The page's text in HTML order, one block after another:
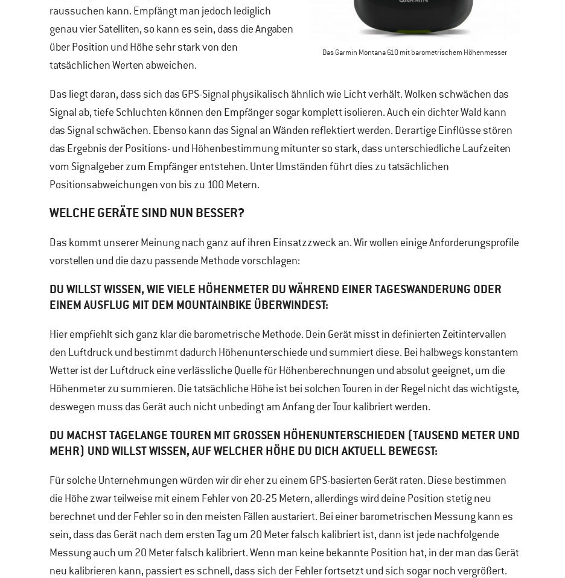
Das Garmin Montana 610 mit barometrischem Höhenmesser
raussuchen kann. Empfängt man jedoch lediglich
genau vier Satelliten, so kann es sein, dass die Angaben
über Position und Höhe sehr stark von den
tatsächlichen Werten abweichen.
Das liegt daran, dass sich das GPS-Signal physikalisch ähnlich wie Licht verhält. Wolken schwächen das
Signal ab, tiefe Schluchten können den Empfänger sogar komplett isolieren. Auch ein dichter Wald kann
das Signal schwächen. Ebenso kann das Signal an Wänden reflektiert werden. Derartige Einflüsse stören
das Ergebnis der Positions- und Höhenbestimmung mitunter so stark, dass unterschiedliche Laufzeiten
vom Signalgeber zum Empfänger entstehen. Unter Umständen führt dies zu tatsächlichen
Positionsabweichungen von bis zu 100 Metern.
WELCHE GERÄTE SIND NUN BESSER?
Das kommt unserer Meinung nach ganz auf ihren Einsatzzweck an. Wir wollen einige Anforderungsprofile
vorstellen und die dazu passende Methode vorschlagen:
DU WILLST WISSEN, WIE VIELE HÖHENMETER DU WÄHREND EINER TAGESWANDERUNG ODER
EINEM AUSFLUG MIT DEM MOUNTAINBIKE ÜBERWINDEST:
Hier empfiehlt sich ganz klar die barometrische Methode. Dein Gerät misst in definierten Zeitintervallen
den Luftdruck und bestimmt dadurch Höhenunterschiede und summiert diese. Bei halbwegs konstantem
Wetter ist der Luftdruck eine verlässliche Quelle für Höhenberechnungen und absolut geeignet, um die
Höhenmeter zu summieren. Die tatsächliche Höhe ist bei solchen Touren in der Regel nicht das wichtigste,
deswegen muss das Gerät auch nicht unbedingt am Anfang der Tour kalibriert werden.
DU MACHST TAGELANGE TOUREN MIT GROSSEN HÖHENUNTERSCHIEDEN (TAUSEND METER UND M
EHR) UND WILLST WISSEN, AUF WELCHER HÖHE DU DICH AKTUELL BEWEGST:
Für solche Unternehmungen würden wir dir eher zu einem GPS-basierten Gerät raten. Diese bestimmen
die Höhe zwar teilweise mit einem Fehler von 20-25 Metern, allerdings wird deine Position stetig neu
berechnet und der Fehler so in den meisten Fällen austariert. Bei einer barometrischen Messung kann es
sein, dass das Gerät nach dem ersten Tag um 20 Meter falsch kalibriert ist, dann ist jede nachfolgende
Messung auch um 20 Meter falsch kalibriert. Wenn man keine bekannte Position hat, in der man das Gerät
neu kalibrieren kann, passiert es schnell, dass sich der Fehler fortsetzt und sich sogar noch vergrößert.